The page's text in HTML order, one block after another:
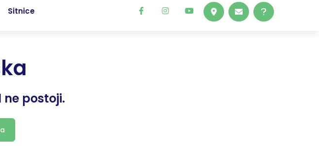
Sitnice
postoji.